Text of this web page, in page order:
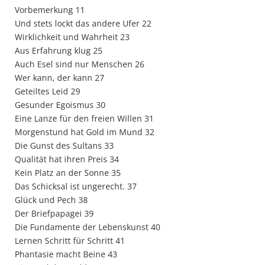
Vorbemerkung 11
Und stets lockt das andere Ufer 22
Wirklichkeit und Wahrheit 23
Aus Erfahrung klug 25
Auch Esel sind nur Menschen 26
Wer kann, der kann 27
Geteiltes Leid 29
Gesunder Egoismus 30
Eine Lanze für den freien Willen 31
Morgenstund hat Gold im Mund 32
Die Gunst des Sultans 33
Qualität hat ihren Preis 34
Kein Platz an der Sonne 35
Das Schicksal ist ungerecht. 37
Glück und Pech 38
Der Briefpapagei 39
Die Fundamente der Lebenskunst 40
Lernen Schritt für Schritt 41
Phantasie macht Beine 43